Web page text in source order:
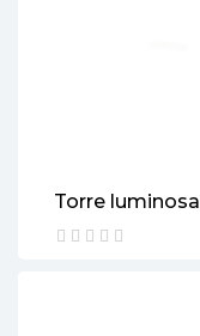
Torre luminosa